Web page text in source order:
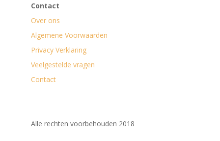
Contact
Over ons
Algemene Voorwaarden
Privacy Verklaring
Veelgestelde vragen
Contact
Alle rechten voorbehouden 2018